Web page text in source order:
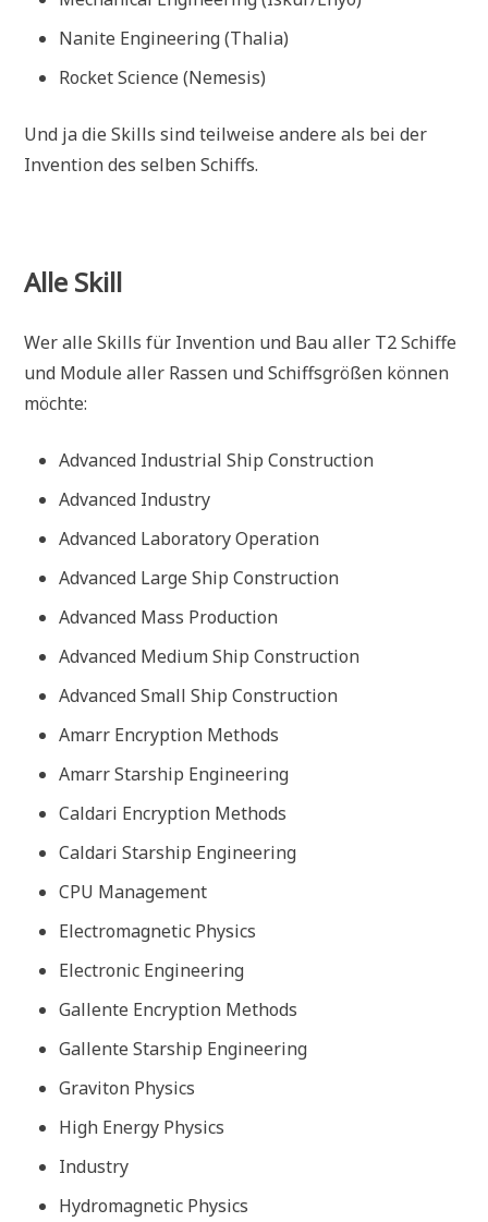
Nanite Engineering (Thalia)
Rocket Science (Nemesis)
Und ja die Skills sind teilweise andere als bei der
Invention des selben Schiffs.
Alle Skill
Wer alle Skills für Invention und Bau aller T2 Schiffe
und Module aller Rassen und Schiffsgrößen können
möchte:
Advanced Industrial Ship Construction
Advanced Industry
Advanced Laboratory Operation
Advanced Large Ship Construction
Advanced Mass Production
Advanced Medium Ship Construction
Advanced Small Ship Construction
Amarr Encryption Methods
Amarr Starship Engineering
Caldari Encryption Methods
Caldari Starship Engineering
CPU Management
Electromagnetic Physics
Electronic Engineering
Gallente Encryption Methods
Gallente Starship Engineering
Graviton Physics
High Energy Physics
Industry
Hydromagnetic Physics